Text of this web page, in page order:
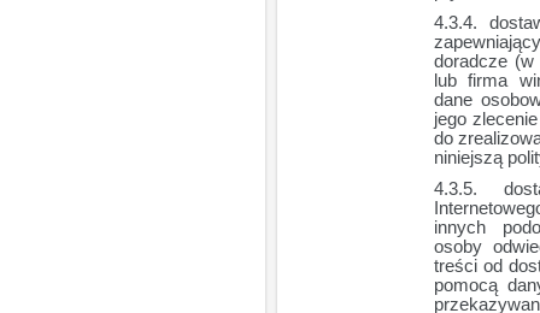
doradcze (w
lub firma
dane
jego
do
niniejszą
innych
osoby
treści od
pomocą